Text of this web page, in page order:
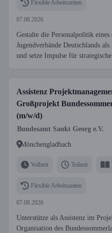
Flexible Arbeitszeiten
07.08.2026
Gestalte die Personalpolitik
Jugendverbände Deutschlands
und setze Impulse für
Assistenz
Großprojekt
(m/w/d)
Bundesamt Sankt Georg e.V.
Mönchengladbach
Vollzeit Teilzeit
Flexible Arbeitszeiten
07.08.2026
Unterstütze als Assistenz im
Organisation des